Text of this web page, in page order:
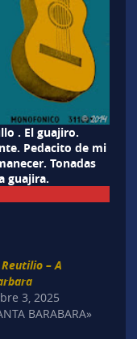
. El guajiro.
Pedacito de mi
Tonadas
guajira.
– A
3, 2025
BARABARA»